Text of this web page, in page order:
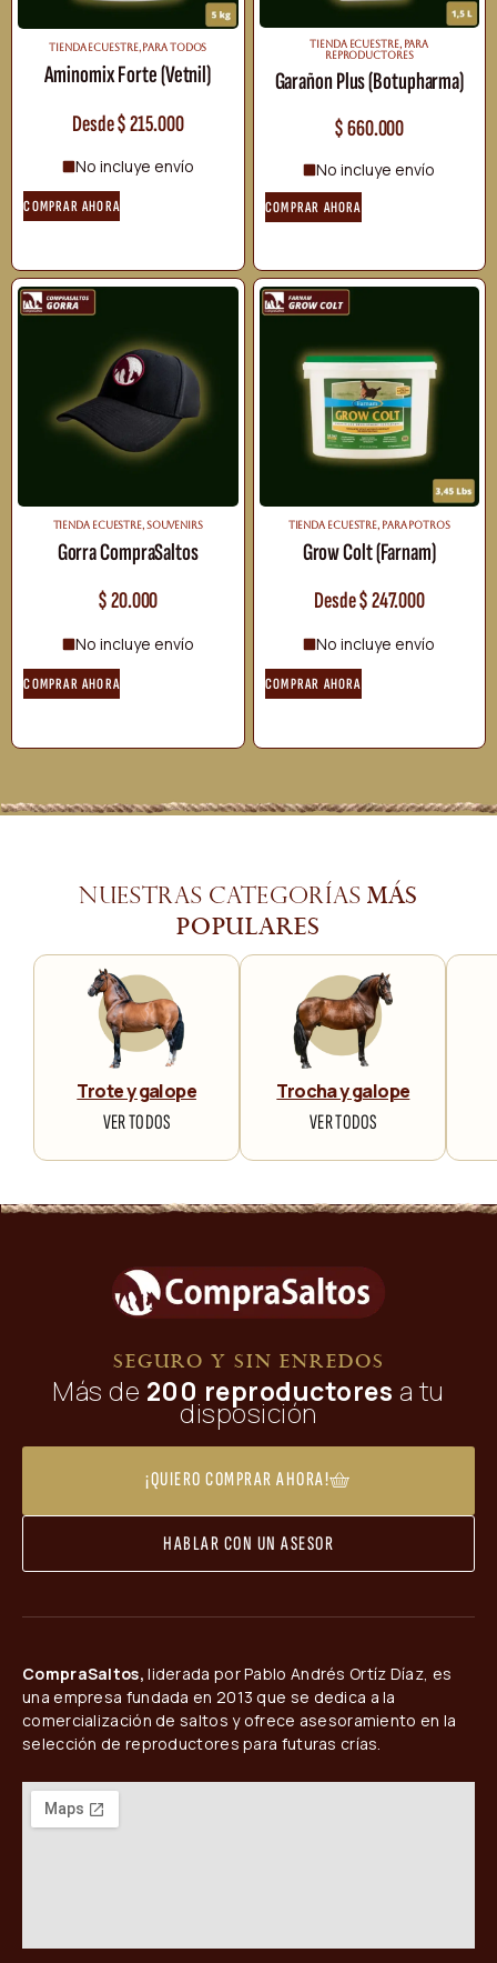
TIENDA ECUESTRE, PARA TODOS
Aminomix Forte (Vetnil)
Desde$215.000
No incluye envío
COMPRAR AHORA
TIENDA ECUESTRE, PARA
REPRODUCTORES
Garañon Plus (Botupharma)
$660.000
No incluye envío
COMPRAR AHORA
TIENDA ECUESTRE, ⁠SOUVENIRS
Gorra CompraSaltos
$20.000
No incluye envío
COMPRAR AHORA
TIENDA ECUESTRE, PARA POTROS
Grow Colt (Farnam)
Desde$247.000
No incluye envío
COMPRAR AHORA
Nuestras categorías más
populares
Trote y galope
VER TODOS
Trocha y galope
VER TODOS
SEGURO Y SIN ENREDOS
Más de 200 reproductores a tu
disposición
¡QUIERO COMPRAR AHORA!
HABLAR CON UN ASESOR
CompraSaltos, liderada por Pablo Andrés Ortíz Díaz, es
una empresa fundada en 2013 que se dedica a la
comercialización de saltos y ofrece asesoramiento en la
selección de reproductores para futuras crías.